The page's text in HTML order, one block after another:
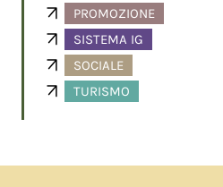
PROMOZIONE
SISTEMA IG
SOCIALE
TURISMO